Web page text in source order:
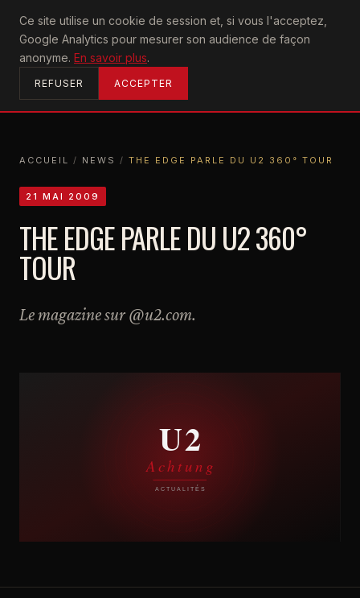
Ce site utilise un cookie de session et, si vous l'acceptez,
Google Analytics pour mesurer son audience de façon
anonyme. En savoir plus.
REFUSER ACCEPTER
U2achtung
ACCUEIL
ACCUEIL / NEWS / THE EDGE PARLE DU U2 360° TOUR
21 MAI 2009
THE EDGE PARLE DU U2 360°
TOUR
Le magazine sur @u2.com.